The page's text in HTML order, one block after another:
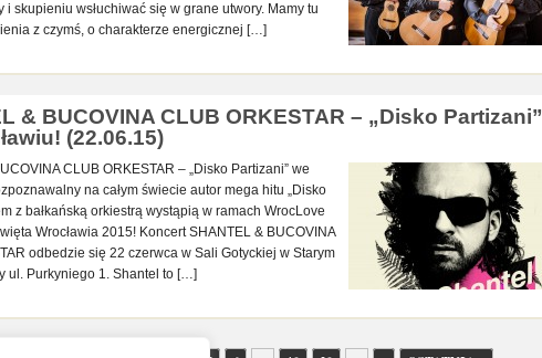
i skupieniu wsłuchiwać się w grane utwory. Mamy tu
z czymś, o charakterze energicznej […]
& BUCOVINA CLUB ORKESTAR – „Disko Partizani”
(22.06.15)
CLUB ORKESTAR – „Disko Partizani” we
na całym świecie autor mega hitu „Disko
z bałkańską orkiestrą wystąpią w ramach WrocLove
Wrocławia 2015! Koncert SHANTEL & BUCOVINA
odbedzie się 22 czerwca w Sali Gotyckiej w Starym
ul. Purkyniego 1. Shantel to […]